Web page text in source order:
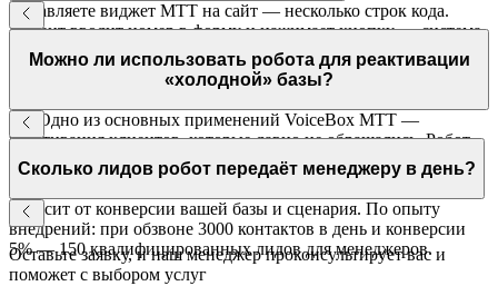
Добавляете виджет МТТ на сайт — несколько строк кода.
Клиент вводит номер в форму и нажимает кнопку — система
соединяет его с первым свободным менеджером за 5–20
секунд.
Можно ли использовать робота для реактивации
«холодной» базы?
Да. Одно из основных применений VoiceBox МТТ —
реактивация клиентов, которые давно не обращались. Робот
напоминает о компании, предлагает актуальное предложение
и квалифицирует повторный интерес.
Сколько лидов робот передаёт менеджеру в день?
Зависит от конверсии вашей базы и сценария. По опыту
внедрений: при обзвоне 3000 контактов в день и конверсии
5% — 150 квалифицированных лидов для менеджеров.
Оставьте заявку, и наш менеджер проконсультирует вас и
поможет с выбором услуг